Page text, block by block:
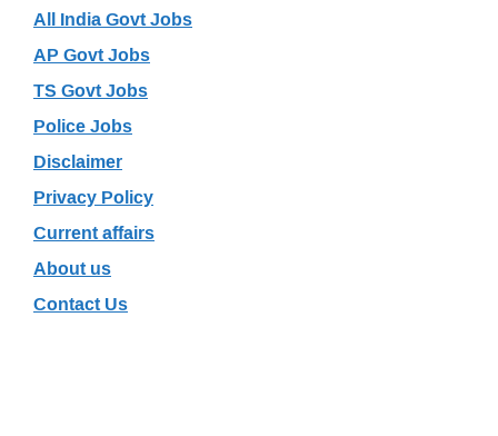
All India Govt Jobs
AP Govt Jobs
TS Govt Jobs
Police Jobs
Disclaimer
Privacy Policy
Current affairs
About us
Contact Us